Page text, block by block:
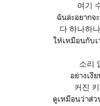
여기
ฉันล่ะอยากจ
다 하나하
ให้เหมือนกับ
소리
อย่างเงี
커진
ดูเหมือนว่าส่